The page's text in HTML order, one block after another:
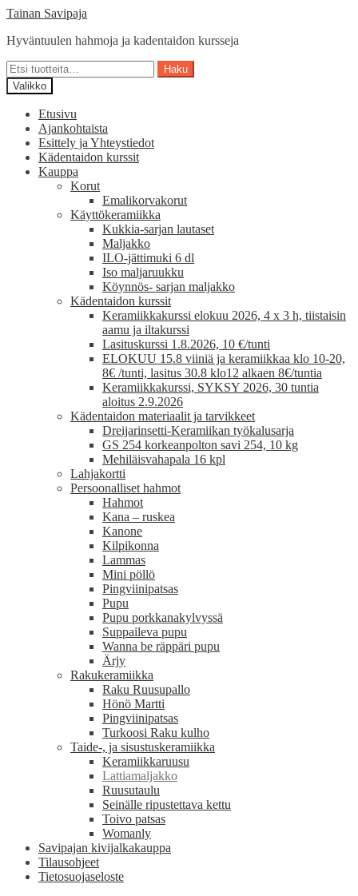
Siirry
Siirry
Tainan Savipaja
Hyväntuulen hahmoja ja kadentaidon kursseja
Etsi:
Haku
Valikko
Etusivu
Ajankohtaista
Esittely ja Yhteystiedot
Kädentaidon kurssit
Kauppa
Korut
Emalikorvakorut
Käyttökeramiikka
Kukkia-sarjan lautaset
Maljakko
ILO-jättimuki 6 dl
Iso maljaruukku
Köynnös- sarjan maljakko
Kädentaidon kurssit
Keramiikkakurssi elokuu 2026, 4 x 3 h, tiistaisin
aamu ja iltakurssi
Lasituskurssi 1.8.2026, 10 €/tunti
ELOKUU 15.8 viiniä ja keramiikkaa klo 10-20,
8€ /tunti, lasitus 30.8 klo12 alkaen 8€/tuntia
Keramiikkakurssi, SYKSY 2026, 30 tuntia
aloitus 2.9.2026
Kädentaidon materiaalit ja tarvikkeet
Dreijarinsetti-Keramiikan työkalusarja
GS 254 korkeanpolton savi 254, 10 kg
Mehiläisvahapala 16 kpl
Lahjakortti
Persoonalliset hahmot
Hahmot
Kana – ruskea
Kanone
Kilpikonna
Lammas
Mini pöllö
Pingviinipatsas
Pupu
Pupu porkkanakylvyssä
Suppaileva pupu
Wanna be räppäri pupu
Ärjy
Rakukeramiikka
Raku Ruusupallo
Hönö Martti
Pingviinipatsas
Turkoosi Raku kulho
Taide-, ja sisustuskeramiikka
Keramiikkaruusu
Lattiamaljakko
Ruusutaulu
Seinälle ripustettava kettu
Toivo patsas
Womanly
Savipajan kivijalkakauppa
Tilausohjeet
Tietosuojaseloste